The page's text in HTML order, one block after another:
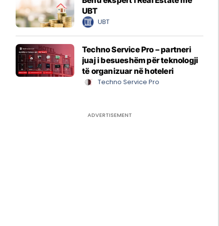
UBT
UBT
Techno Service Pro – partneri
juaj i besueshëm për teknologji
të organizuar në hoteleri
Techno Service Pro